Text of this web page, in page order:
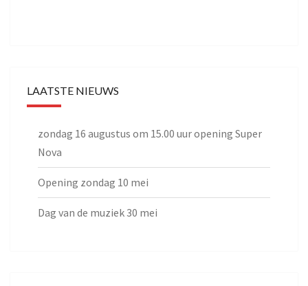
LAATSTE NIEUWS
zondag 16 augustus om 15.00 uur opening Super
Nova
Opening zondag 10 mei
Dag van de muziek 30 mei